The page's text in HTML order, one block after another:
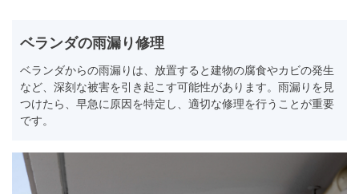
ベランダの雨漏り修理
ベランダからの雨漏りは、放置すると建物の腐食やカビの発生
など、深刻な被害を引き起こす可能性があります。雨漏りを見
つけたら、早急に原因を特定し、適切な修理を行うことが重要
です。